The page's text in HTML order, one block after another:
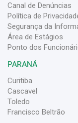
Canal de Denúncias
Política de
Segurança da
Área de Estágios
Ponto dos
PARANÁ
Curitiba
Cascavel
Toledo
Francisco Beltrão